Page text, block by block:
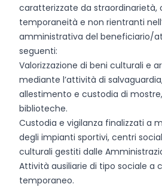
caratterizzate da straordinarietà,
temporaneità e non rientranti
amministrativa del beneficiario/
seguenti:
Valorizzazione di beni culturali e
mediante l’attività di
allestimento e custodia di
biblioteche.
Custodia e vigilanza finalizzati a
degli impianti sportivi, centri
culturali gestiti dalle
Attività ausiliarie di tipo sociale a
temporaneo.